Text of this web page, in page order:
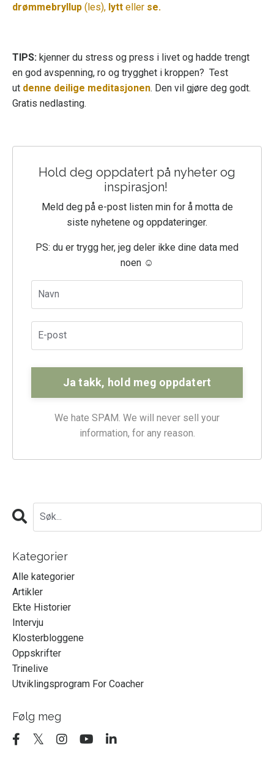
drømmebryllup (les), lytt eller se.
TIPS: kjenner du stress og press i livet og hadde trengt
en god avspenning, ro og trygghet i kroppen? Test
ut denne deilige meditasjonen. Den vil gjøre deg godt.
Gratis nedlasting.
Hold deg oppdatert på nyheter og
inspirasjon!
Meld deg på e-post listen min for å motta de
siste nyhetene og oppdateringer.
PS: du er trygg her, jeg deler ikke dine data med
noen ☺️
Ja takk, hold meg oppdatert
We hate SPAM. We will never sell your
information, for any reason.
Kategorier
Alle kategorier
Artikler
Ekte Historier
Intervju
Klosterbloggene
Oppskrifter
Trinelive
Utviklingsprogram For Coacher
Følg meg